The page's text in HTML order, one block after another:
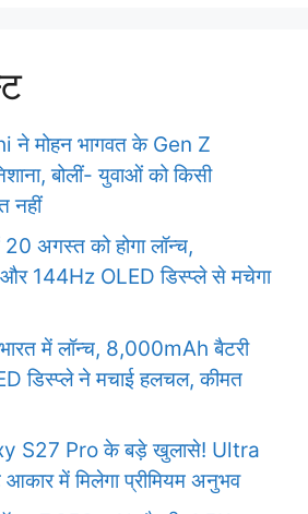
मोहन भागवत के Gen Z
बोलीं- युवाओं को किसी
नहीं
अगस्त को होगा लॉन्च,
144Hz OLED डिस्प्ले से मचेगा
में लॉन्च, 8,000mAh बैटरी
डिस्प्ले ने मचाई हलचल, कीमत
S27 Pro के बड़े खुलासे! Ultra
आकार में मिलेगा प्रीमियम अनुभव